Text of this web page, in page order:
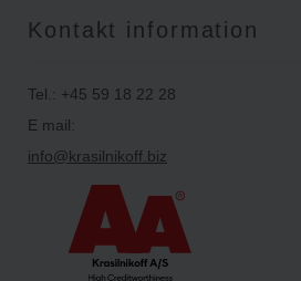
Kontakt information
Tel.: +45 59 18 22 28
E mail:
info@krasilnikoff.biz